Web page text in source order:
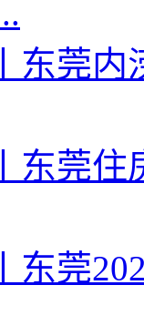
东莞
东莞
东莞